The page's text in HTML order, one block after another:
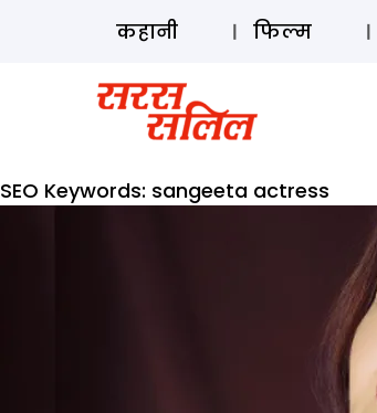
कहानी फिल्म
SEO Keywords: sangeeta actress